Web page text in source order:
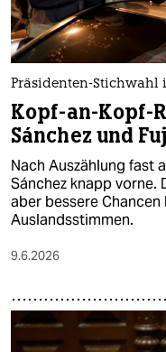
Präsidenten-Stichwahl
Kopf-an-Kopf-
Sánchez und
Nach Auszählung fast
Sánchez knapp
aber bessere
Auslandsstimmen.
9.6.2026